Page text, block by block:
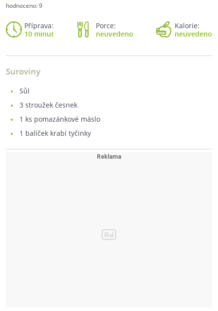
hodnoceno:9
Příprava:
10 minut
Porce:
neuvedeno
Kalorie:
neuvedeno
Suroviny
sůl
3 stroužek česnek
1 ks pomazánkové máslo
1 balíček krabí tyčinky